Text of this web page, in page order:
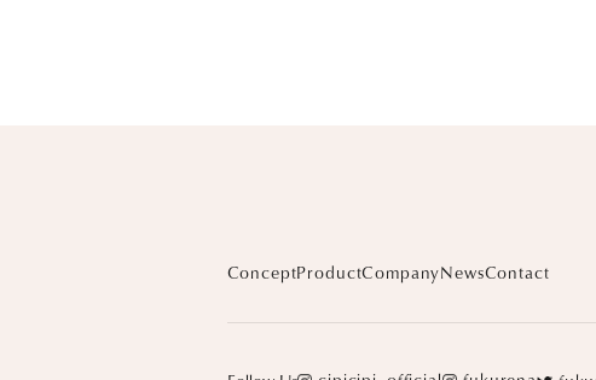
ConceptProductCompanyNewsContact